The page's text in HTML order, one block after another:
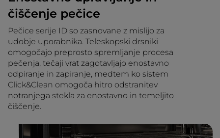
čiščenje pečice
Pečice serije ID so zasnovane z mislijo za
udobje uporabnika. Teleskopski drsniki
omogočajo preprosto spremljanje procesa
pečenja, tečaji vrat zagotavljajo enostavno
odpiranje in zapiranje, medtem ko sistem
Click&Clean omogoča hitro odstranitev
notranjega stekla za enostavno in temeljito
čiščenje.